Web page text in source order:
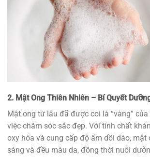
2. Mật Ong Thiên Nhiên – Bí Quyết
Mật ong từ lâu đã được coi là “vàng”
việc chăm sóc sắc đẹp. Với tính chất
oxy hóa và cung cấp độ ẩm dồi dào, mật
sáng và đều màu da, đồng thời nuôi